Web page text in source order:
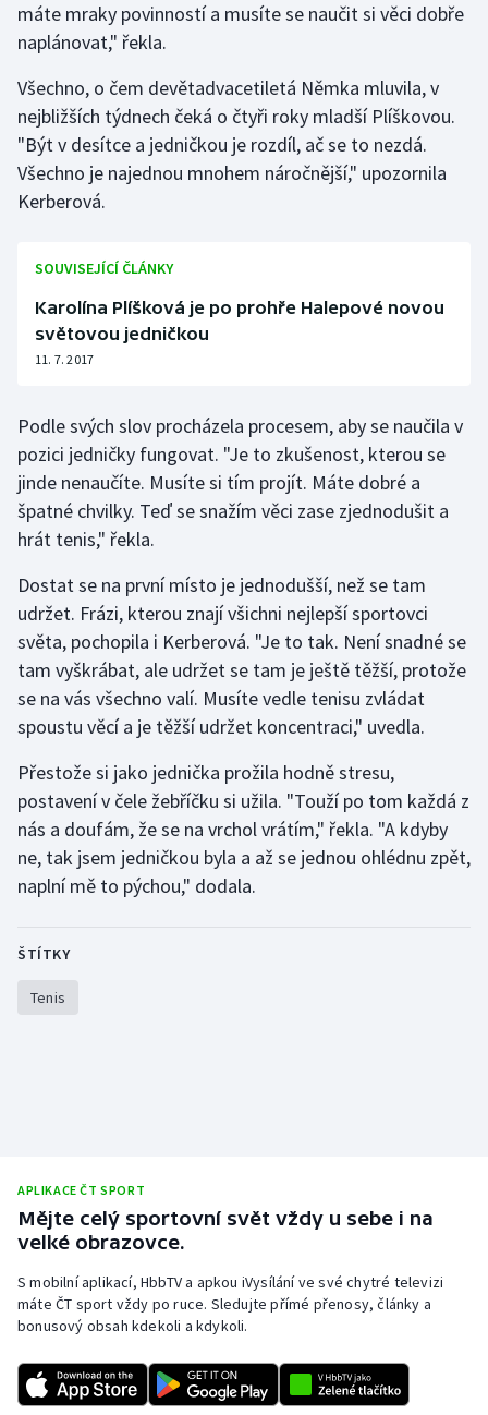
Házená
Jezdectví
Judo
Krasobruslení
Moderní pětiboj
Olympijské hry
Parasport
Plavání
Plážový volejbal
Ragby
Rychlobruslení
Rychlostní kanoistika
Short track
Sportovní střelba
máte mraky povinností a musíte se naučit si věci dobře
naplánovat," řekla.
Všechno, o čem devětadvacetiletá Němka mluvila, v
nejbližších týdnech čeká o čtyři roky mladší Plíškovou.
"Být v desítce a jedničkou je rozdíl, ač se to nezdá.
Všechno je najednou mnohem náročnější," upozornila
Kerberová.
SOUVISEJÍCÍ ČLÁNKY
Karolína Plíšková je po prohře Halepové novou
světovou jedničkou
11. 7. 2017
Podle svých slov procházela procesem, aby se naučila v
pozici jedničky fungovat. "Je to zkušenost, kterou se
jinde nenaučíte. Musíte si tím projít. Máte dobré a
špatné chvilky. Teď se snažím věci zase zjednodušit a
hrát tenis," řekla.
Dostat se na první místo je jednodušší, než se tam
udržet. Frázi, kterou znají všichni nejlepší sportovci
světa, pochopila i Kerberová. "Je to tak. Není snadné se
tam vyškrábat, ale udržet se tam je ještě těžší, protože
se na vás všechno valí. Musíte vedle tenisu zvládat
spoustu věcí a je těžší udržet koncentraci," uvedla.
Přestože si jako jednička prožila hodně stresu,
postavení v čele žebříčku si užila. "Touží po tom každá z
nás a doufám, že se na vrchol vrátím," řekla. "A kdyby
ne, tak jsem jedničkou byla a až se jednou ohlédnu zpět,
naplní mě to pýchou," dodala.
ŠTÍTKY
Tenis
APLIKACE ČT SPORT
Mějte celý sportovní svět vždy u sebe i na
velké obrazovce.
S mobilní aplikací, HbbTV a apkou iVysílání ve své chytré televizi
máte ČT sport vždy po ruce. Sledujte přímé přenosy, články a
bonusový obsah kdekoli a kdykoli.